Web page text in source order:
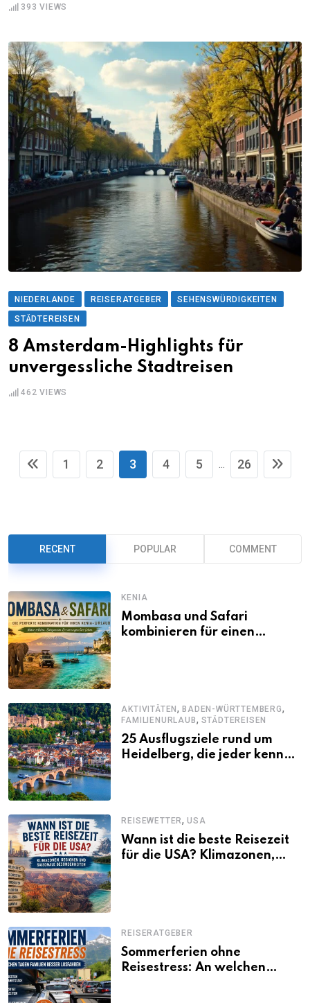
393 VIEWS
NIEDERLANDE REISERATGEBER
SEHENSWÜRDIGKEITEN
STÄDTEREISEN
8 Amsterdam-Highlights für
unvergessliche Stadtreisen
462 VIEWS
1 2 3 4 5 26
RECENT POPULAR COMMENT
KENIA
Mombasa und Safari
kombinieren für einen
AKTIVITÄTEN,BADEN-WÜRTTEMBERG,
FAMILIENURLAUB, STÄDTEREISEN
25 Ausflugsziele rund um
Heidelberg, die jeder kennen
REISEWETTER,USA
Wann ist die beste Reisezeit
für die USA? Klimazonen,
REISERATGEBER
Sommerferien ohne
Reisestress: An welchen